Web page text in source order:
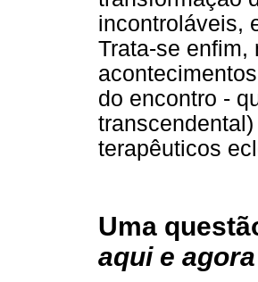
incontroláveis,
Trata-se enfim,
do encontro -
terapêuticos
Uma
aqui e agora